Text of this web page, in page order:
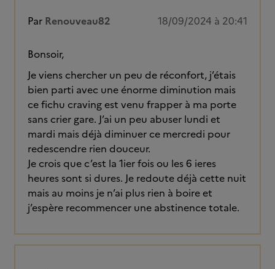
Par Renouveau82 18/09/2024 à 20:41
Bonsoir,
Je viens chercher un peu de réconfort, j’étais
bien parti avec une énorme diminution mais
ce fichu craving est venu frapper à ma porte
sans crier gare. J’ai un peu abuser lundi et
mardi mais déjà diminuer ce mercredi pour
redescendre rien douceur.
Je crois que c’est la 1ier fois ou les 6 ieres
heures sont si dures. Je redoute déjà cette nuit
mais au moins je n’ai plus rien à boire et
j’espère recommencer une abstinence totale.